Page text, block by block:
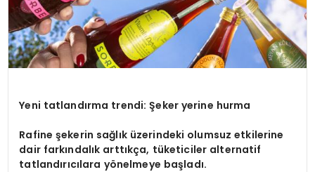
Yeni tatlandırma trendi: Şeker yerine hurma
Rafine şekerin sağlık üzerindeki olumsuz etkilerine
dair farkındalık arttıkça, tüketiciler alternatif
tatlandırıcılara yönelmeye başladı.